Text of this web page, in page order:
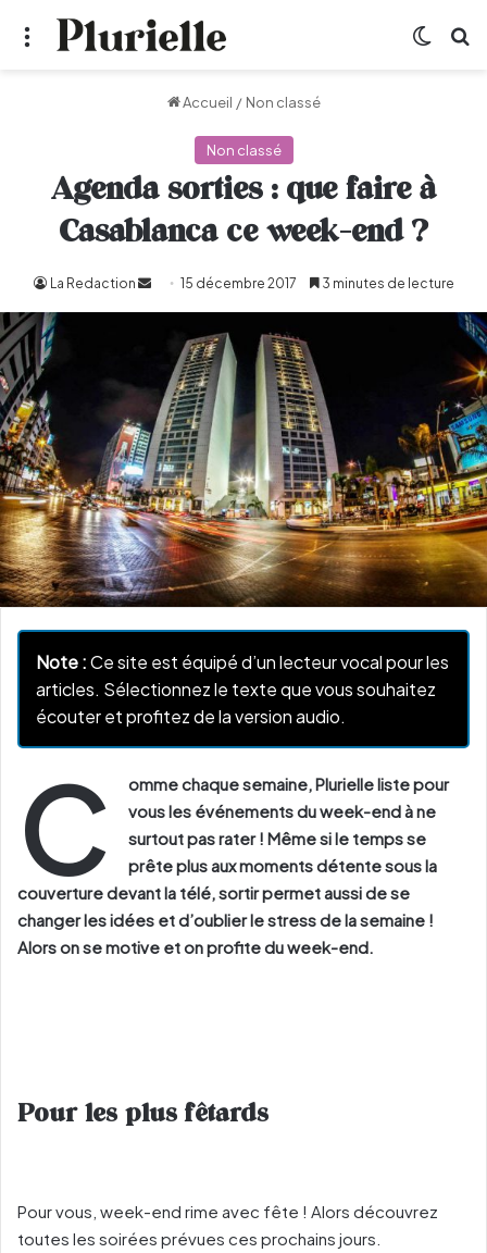
Menu
Accueil / Non classé
Non classé
Agenda sorties : que faire à
Casablanca ce week-end ?
La Redaction
Envoyer
un
courriel
15 décembre 2017 3 minutes de lecture
Note :Ce site est équipé d’un lecteur vocal pour les
articles. Sélectionnez le texte que vous souhaitez
écouter et profitez de la version audio.
C
omme chaque semaine, Plurielle liste pour
vous les événements du week-end à ne
surtout pas rater ! Même si le temps se
prête plus aux moments détente sous la
couverture devant la télé, sortir permet aussi de se
changer les idées et d’oublier le stress de la semaine !
Alors on se motive et on profite du week-end.
Pour les plus fêtards
Pour vous, week-end rime avec fête ! Alors découvrez
toutes les soirées prévues ces prochains jours.